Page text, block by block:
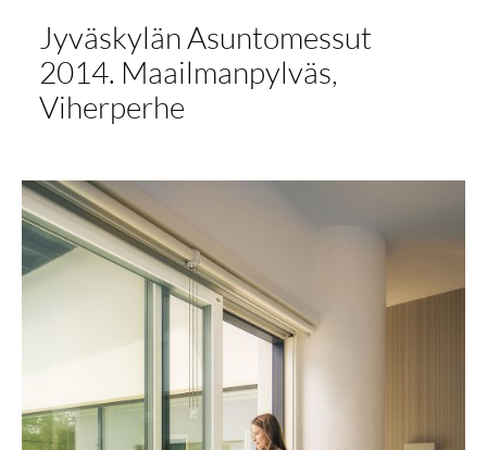
Jyväskylän Asuntomessut
2014. Maailmanpylväs,
Viherperhe